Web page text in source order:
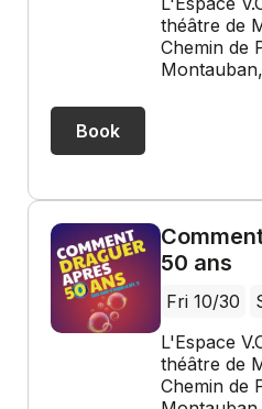
théâtre de
Chemin de
Book
50 ans
Fri 10/30
L'Espace
théâtre de
Chemin de